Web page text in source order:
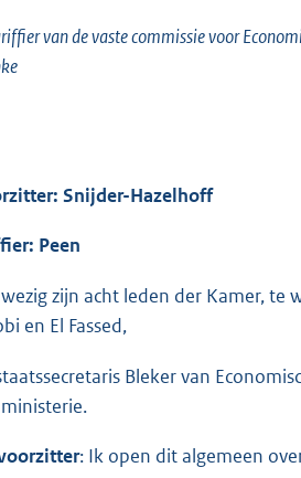
van de vaste commissie voor
Snijder-Hazelhoff
Peen
zijn acht leden der Kamer, te
en El Fassed,
Bleker van
: Ik open dit algemeen